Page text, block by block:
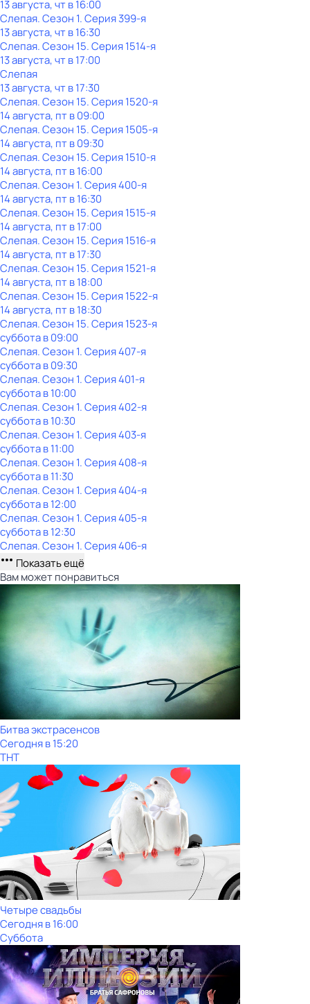
13 августа, чт в 16:00
Слепая. Сезон 1. Серия 399-я
13 августа, чт в 16:30
Слепая. Сезон 15. Серия 1514-я
13 августа, чт в 17:00
Слепая
13 августа, чт в 17:30
Слепая. Сезон 15. Серия 1520-я
14 августа, пт в 09:00
Слепая. Сезон 15. Серия 1505-я
14 августа, пт в 09:30
Слепая. Сезон 15. Серия 1510-я
14 августа, пт в 16:00
Слепая. Сезон 1. Серия 400-я
14 августа, пт в 16:30
Слепая. Сезон 15. Серия 1515-я
14 августа, пт в 17:00
Слепая. Сезон 15. Серия 1516-я
14 августа, пт в 17:30
Слепая. Сезон 15. Серия 1521-я
14 августа, пт в 18:00
Слепая. Сезон 15. Серия 1522-я
14 августа, пт в 18:30
Слепая. Сезон 15. Серия 1523-я
субботав09:00
Слепая. Сезон 1. Серия 407-я
субботав09:30
Слепая. Сезон 1. Серия 401-я
субботав10:00
Слепая. Сезон 1. Серия 402-я
субботав10:30
Слепая. Сезон 1. Серия 403-я
субботав11:00
Слепая. Сезон 1. Серия 408-я
субботав11:30
Слепая. Сезон 1. Серия 404-я
субботав12:00
Слепая. Сезон 1. Серия 405-я
субботав12:30
Слепая. Сезон 1. Серия 406-я
Показать ещё
Вам может понравиться
Битва экстрасенсов
Сегодня в 15:20
ТНТ
Четыре свадьбы
Сегодня в 16:00
Суббота